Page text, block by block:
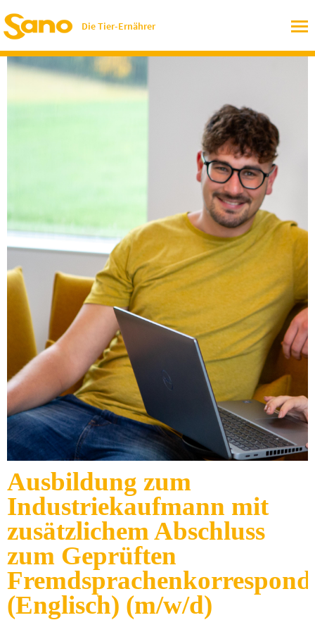
Die Tier-Ernährer
Ausbildung zum
Industriekaufmann mit
zusätzlichem Abschluss
zum Geprüften
(Englisch) (m/w/d)